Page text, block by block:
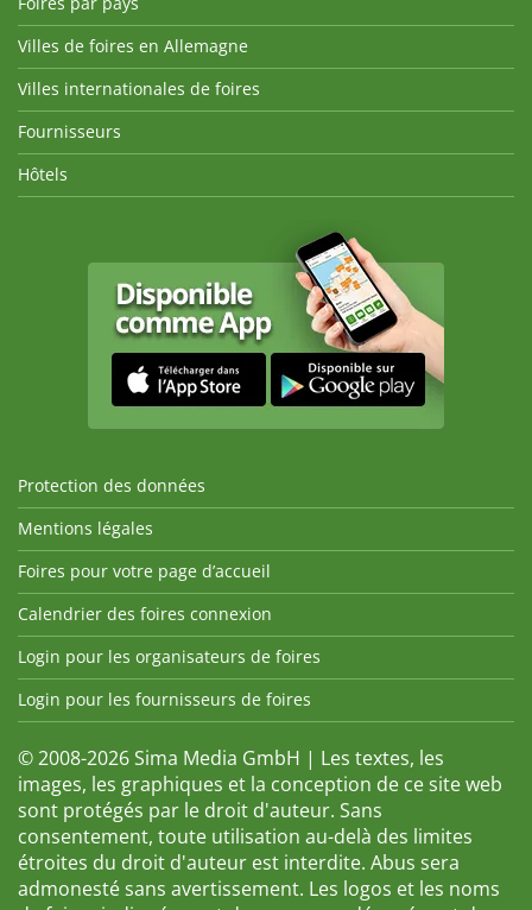
Villes de foires en Allemagne
Villes internationales de foires
Fournisseurs
Hôtels
Protection des données
Mentions légales
Foires pour votre page d’accueil
Calendrier des foires connexion
Login pour les organisateurs de foires
Login pour les fournisseurs de foires
© 2008-2026 Sima Media GmbH | Les textes, les
images, les graphiques et la conception de ce site web
sont protégés par le droit d'auteur. Sans
consentement, toute utilisation au-delà des limites
étroites du droit d'auteur est interdite. Abus sera
admonesté sans avertissement. Les logos et les noms